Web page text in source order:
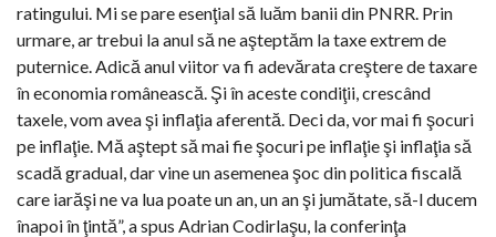
ratingului. Mi se pare esenţial să luăm banii din PNRR. Prin
urmare, ar trebui la anul să ne aşteptăm la taxe extrem de
puternice. Adică anul viitor va fi adevărata creştere de taxare
în economia românească. Şi în aceste condiţii, crescând
taxele, vom avea şi inflaţia aferentă. Deci da, vor mai fi şocuri
pe inflaţie. Mă aştept să mai fie şocuri pe inflaţie şi inflaţia să
scadă gradual, dar vine un asemenea şoc din politica fiscală
care iarăşi ne va lua poate un an, un an şi jumătate, să-l ducem
înapoi în ţintă”, a spus Adrian Codirlaşu, la conferinţa